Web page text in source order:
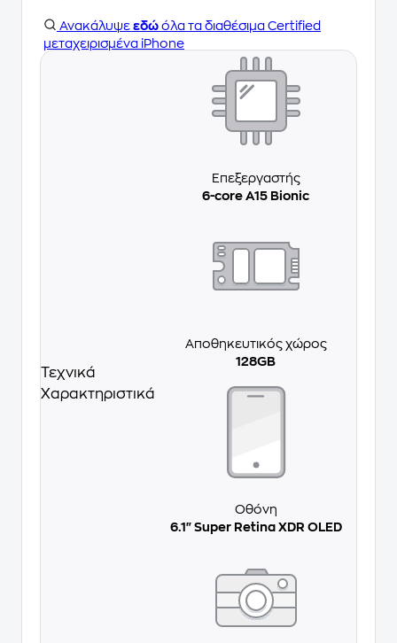
Ανακάλυψε εδώ όλα τα διαθέσιμα Certified
μεταχειρισμένα iPhone
Τεχνικά
Χαρακτηριστικά
Επεξεργαστής
6-core A15 Bionic
Αποθηκευτικός χώρος
128GB
Οθόνη
6.1" Super Retina XDR OLED